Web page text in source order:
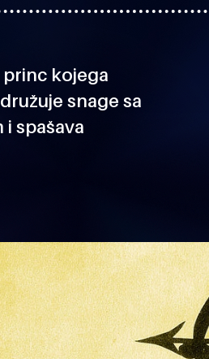
princ kojega
snage sa
spašava